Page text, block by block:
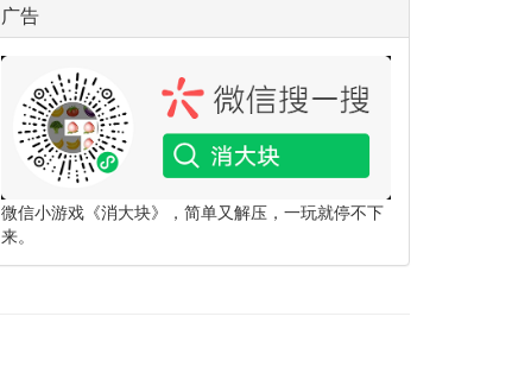
广告
微信小游戏《消大块》，简单又解压，一玩就停不下
来。